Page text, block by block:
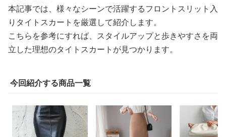
本記事では、様々なシーンで活躍するフロントスリット入
りタイトスカートを厳選して紹介します。
こちらを参考にすれば、スタイルアップと歩きやすさを両
立した理想のタイトスカートが見つかります。
今回紹介する商品一覧